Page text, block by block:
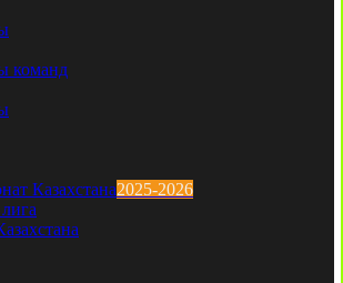
команд
Казахстана2025-2026